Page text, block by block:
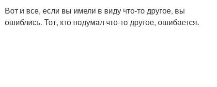
Вот и все, если вы имели в виду что-то другое, вы
ошиблись. Тот, кто подумал что-то другое, ошибается.